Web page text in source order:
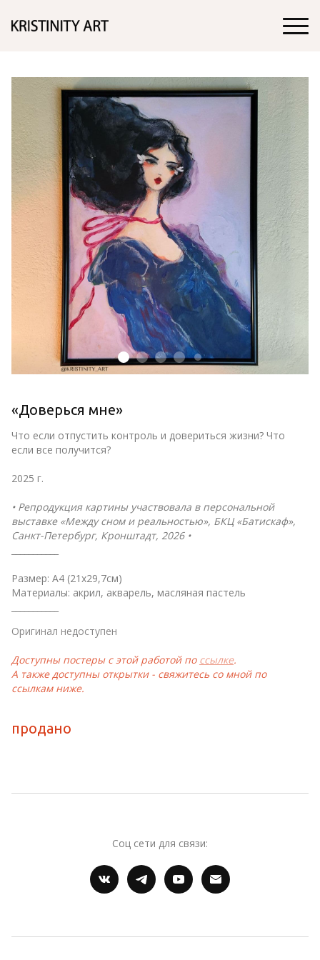
«Доверься мне»
Что если отпустить контроль и довериться жизни? Что
если все получится?
2025 г.
• Репродукция картины участвовала в персональной
выставке «Между сном и реальностью», БКЦ «Батискаф»,
Санкт-Петербург, Кронштадт, 2026 •
Размер: А4 (21х29,7см)
Материалы: акрил, акварель, масляная пастель
Оригинал недоступен
Доступны постеры с этой работой по ссылке.
А также доступны открытки - свяжитесь со мной по
ссылкам ниже.
продано
Соц сети для связи: